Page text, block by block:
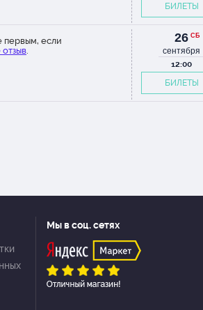
БИЛЕТЫ
первым, если
.
26 СБ
сентября
12:00
БИЛЕТЫ
Мы в соц. сетях